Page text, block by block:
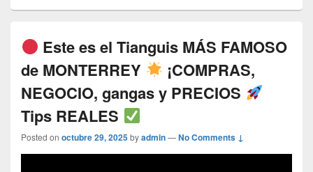
Este es el Tianguis MÁS FAMOSO
de MONTERREY
¡COMPRAS,
NEGOCIO, gangas y PRECIOS
Tips REALES
Posted on octubre 29, 2025byadmin—No Comments ↓